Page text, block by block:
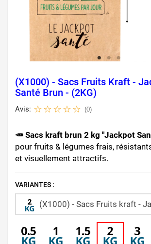
(X1000) - Sacs Fruits Kraft -
Santé Brun - (2KG)
Avis: (0)
🥕 Sacs kraft brun 2 kg "Jackpot
pour fruits & légumes frais,
et visuellement attractifs.
VARIANTES :
(X1000) - Sacs Fruits kraft - Jackpot